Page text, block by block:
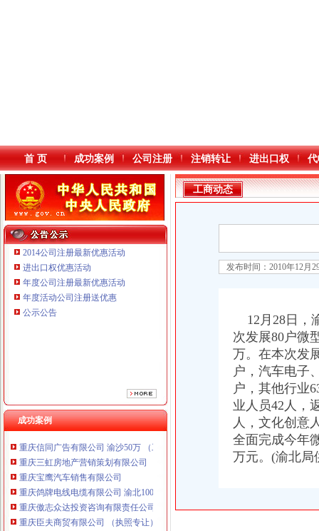
本站导航
首 页 成功案例 公司注册 注销转让 进出口权
2014公司注册最新优惠活动
进出口权优惠活动
年度公司注册最新优惠活动
年度活动公司注册送优惠
公示公告
成功案例
重庆鸽牌电线电缆有限公司 渝北10010万 (进出口权)
重庆傲志众达投资咨询有限责任公司 渝九1000万 （增资）
重庆星竣贸易有限责任公司 渝中100万 （进出口权）
重庆海谛升进出口贸易有限公司 渝北100万 （进出口权）
重庆奕欣锦诚商贸有限公司 渝九50万 （工商注册）
重庆三虹房地产营销策划有限公司
重庆宝鹰汽车销售有限公司
重庆鸽牌电线电缆有限公司 渝北10010万 (进出口权)
重庆傲志众达投资咨询有限责任公司 渝九1000万 （增资）
重庆臣夫商贸有限公司 （执照专让）
重庆卿倾商贸有限责任公司 渝江100万 （工商注册）
工商动态
发布时间：2010年12月
12月28日，
次发展80户微
万。在本次发
户，汽车电子
户，其他行业
业人员42人，
人，文化创意
全面完成今年
万元。(渝北局